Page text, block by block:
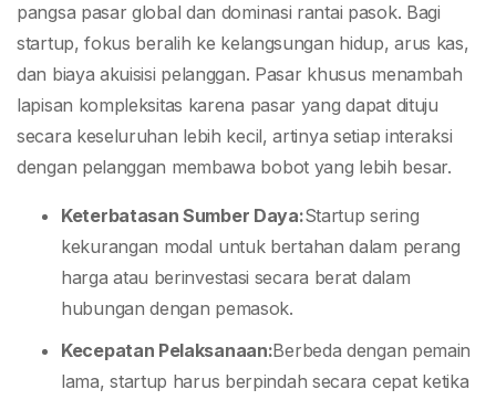
pangsa pasar global dan dominasi rantai pasok. Bagi
startup, fokus beralih ke kelangsungan hidup, arus kas,
dan biaya akuisisi pelanggan. Pasar khusus menambah
lapisan kompleksitas karena pasar yang dapat dituju
secara keseluruhan lebih kecil, artinya setiap interaksi
dengan pelanggan membawa bobot yang lebih besar.
Keterbatasan Sumber Daya:Startup sering
kekurangan modal untuk bertahan dalam perang
harga atau berinvestasi secara berat dalam
hubungan dengan pemasok.
Kecepatan Pelaksanaan:Berbeda dengan pemain
lama, startup harus berpindah secara cepat ketika